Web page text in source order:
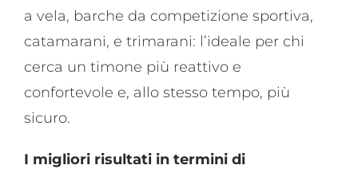
a vela, barche da competizione sportiva,
catamarani, e trimarani: l’ideale per chi
cerca un timone più reattivo e
confortevole e, allo stesso tempo, più
sicuro.
I migliori risultati in termini di